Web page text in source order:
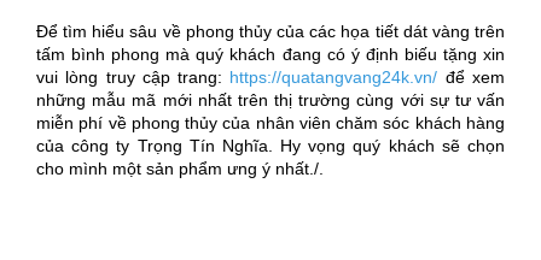
Để tìm hiểu sâu về phong thủy của các họa tiết dát vàng trên
tấm bình phong mà quý khách đang có ý định biếu tặng xin
vui lòng truy cập trang: https://quatangvang24k.vn/ để xem
những mẫu mã mới nhất trên thị trường cùng với sự tư vấn
miễn phí về phong thủy của nhân viên chăm sóc khách hàng
của công ty Trọng Tín Nghĩa. Hy vọng quý khách sẽ chọn
cho mình một sản phẩm ưng ý nhất./.